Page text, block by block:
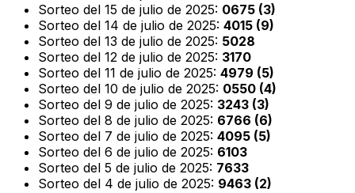
Sorteo del 15 de julio de 2025: 0675 (3)
Sorteo del 14 de julio de 2025: 4015 (9)
Sorteo del 13 de julio de 2025: 5028
Sorteo del 12 de julio de 2025: 3170
Sorteo del 11 de julio de 2025: 4979 (5)
Sorteo del 10 de julio de 2025: 0550 (4)
Sorteo del 9 de julio de 2025: 3243 (3)
Sorteo del 8 de julio de 2025: 6766 (6)
Sorteo del 7 de julio de 2025: 4095 (5)
Sorteo del 6 de julio de 2025: 6103
Sorteo del 5 de julio de 2025: 7633
Sorteo del 4 de julio de 2025: 9463 (2)